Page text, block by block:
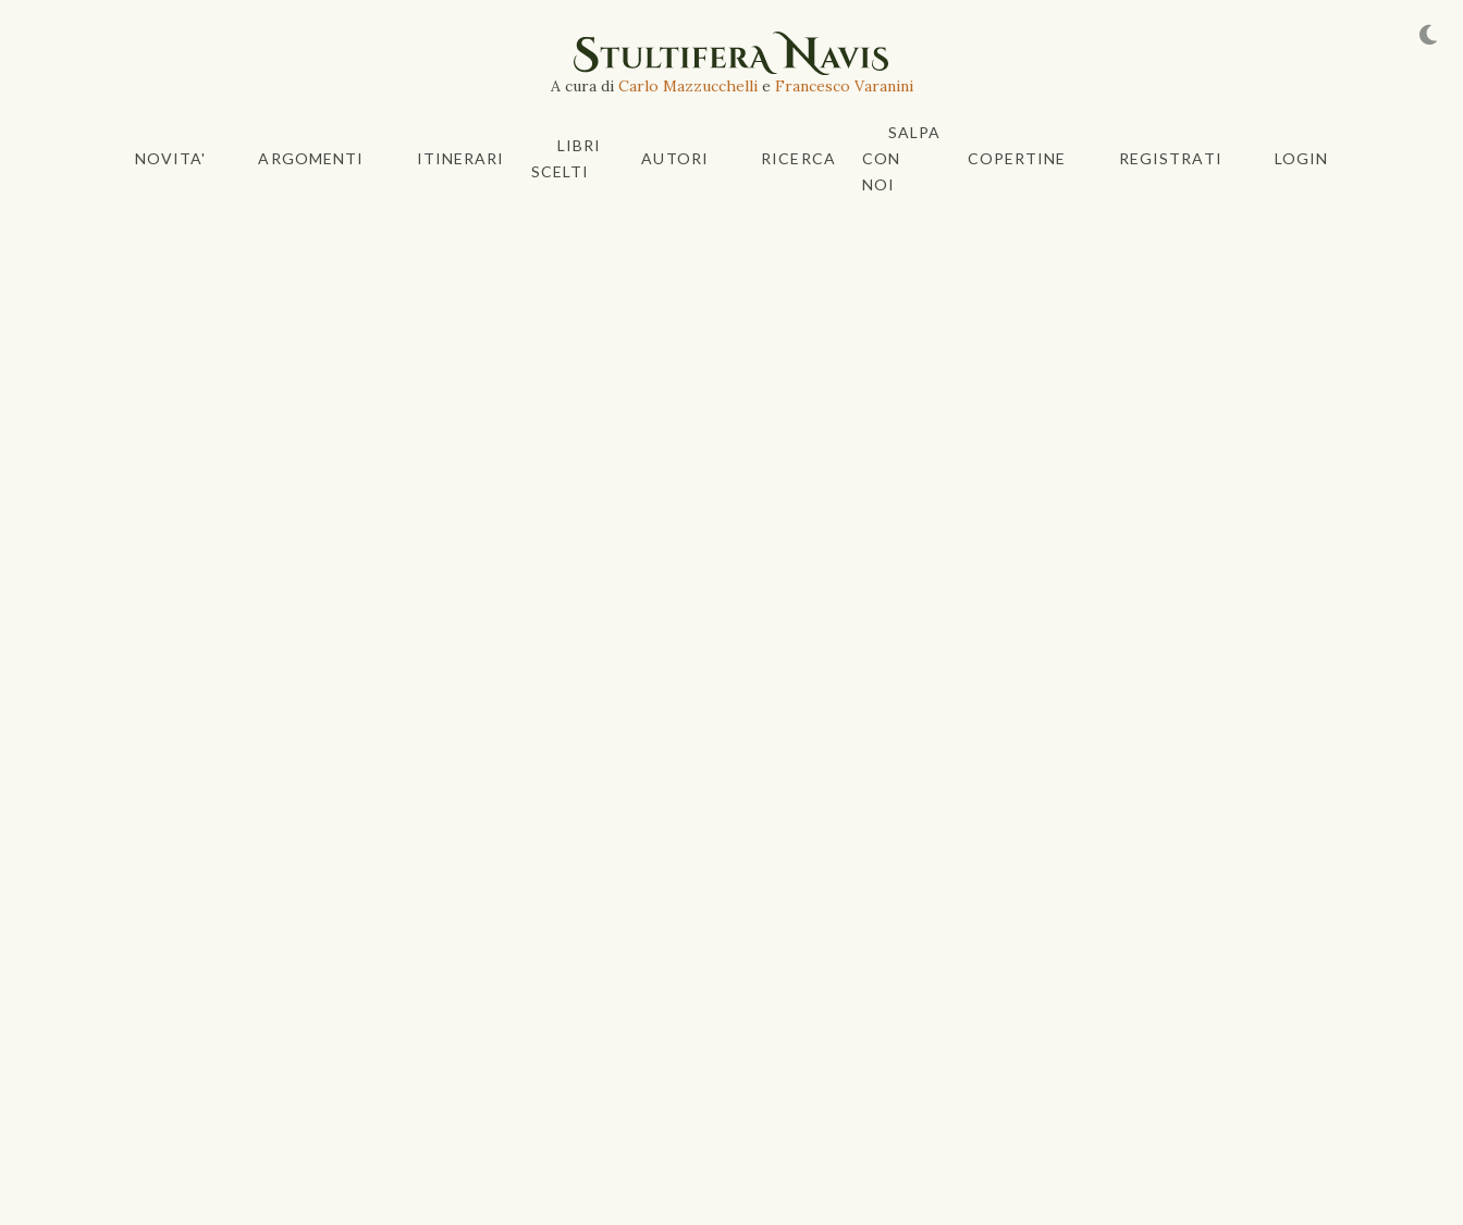
A cura di Carlo Mazzucchellie Francesco Varanini
NOVITA' ARGOMENTI ITINERARI
LIBRI
SCELTI
AUTORI RICERCA
SALPA
CON
NOI
COPERTINE REGISTRATI LOGIN